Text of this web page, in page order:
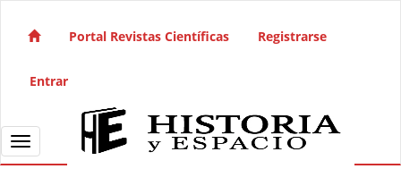
Navegación principal
Barra lateral
Portal Revistas Científicas Registrarse
Entrar
Toggle navigation